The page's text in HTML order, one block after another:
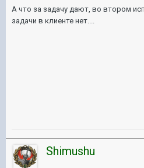
А что за задачу дают, во втором
задачи в клиенте нет....
Shimushu